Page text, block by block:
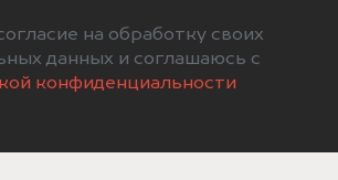
на обработку своих
данных и соглашаюсь с
конфиденциальности